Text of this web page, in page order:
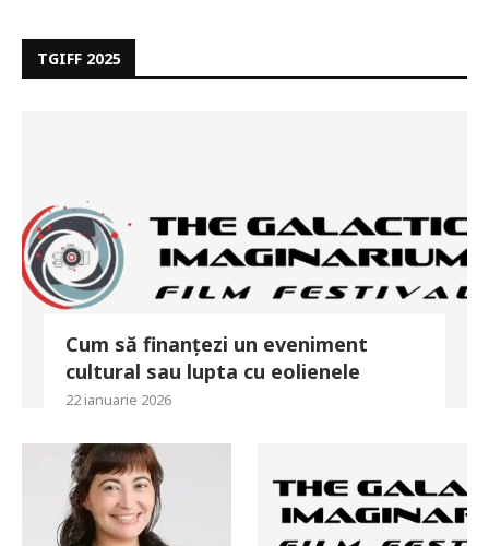
TGIFF 2025
Cum să finanțezi un eveniment
cultural sau lupta cu eolienele
22 ianuarie 2026